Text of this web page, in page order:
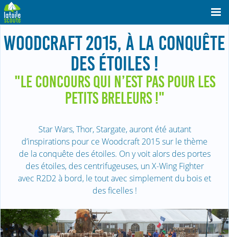
WOODCRAFT 2015, À LA CONQUÊTE
DES ÉTOILES !
"LE CONCOURS QUI N’EST PAS POUR LES
PETITS BRELEURS !"
Star Wars, Thor, Stargate, auront été autant
d’inspirations pour ce Woodcraft 2015 sur le thème
de la conquête des étoiles. On y voit alors des portes
des étoiles, des centrifugeuses, un X-Wing Fighter
avec R2D2 à bord, le tout avec simplement du bois et
des ficelles !